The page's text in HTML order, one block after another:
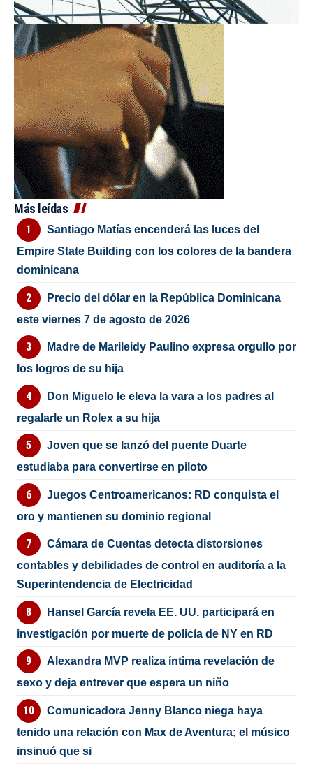
Más leídas
Santiago Matías encenderá las luces del
Empire State Building con los colores de la bandera
dominicana
Precio del dólar en la República Dominicana
este viernes 7 de agosto de 2026
Madre de Marileidy Paulino expresa orgullo por
los logros de su hija
Don Miguelo le eleva la vara a los padres al
regalarle un Rolex a su hija
Joven que se lanzó del puente Duarte
estudiaba para convertirse en piloto
Juegos Centroamericanos: RD conquista el
oro y mantienen su dominio regional
Cámara de Cuentas detecta distorsiones
contables y debilidades de control en auditoría a la
Superintendencia de Electricidad
Hansel García revela EE. UU. participará en
investigación por muerte de policía de NY en RD
Alexandra MVP realiza íntima revelación de
sexo y deja entrever que espera un niño
Comunicadora Jenny Blanco niega haya
tenido una relación con Max de Aventura; el músico
insinuó que si